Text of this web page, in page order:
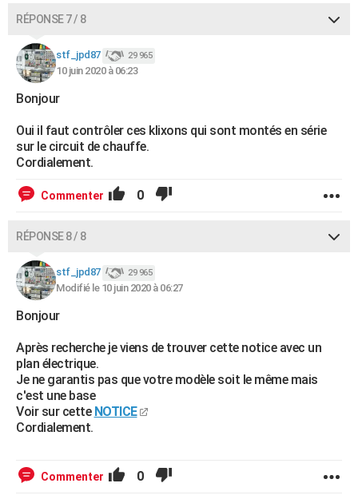
RÉPONSE 7 / 8
stf_jpd87 29 965
10 juin 2020 à 06:23
Bonjour
Oui il faut contrôler ces klixons qui sont montés en série
sur le circuit de chauffe.
Cordialement.
Commenter 0
RÉPONSE 8 / 8
stf_jpd87 29 965
Modifié le 10 juin 2020 à 06:27
Bonjour
Après recherche je viens de trouver cette notice avec un
plan électrique.
Je ne garantis pas que votre modèle soit le même mais
c'est une base
Voir sur cette NOTICE
Cordialement.
Commenter 0